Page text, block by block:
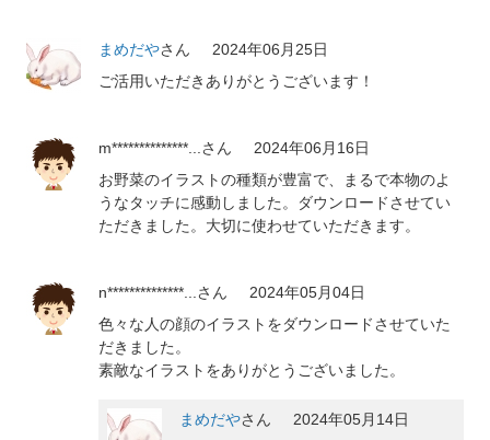
まめだやさん
2024年06月25日
ご活用いただきありがとうございます！
m**************... さん
2024年06月16日
お野菜のイラストの種類が豊富で、まるで本物のよ
うなタッチに感動しました。ダウンロードさせてい
ただきました。大切に使わせていただきます。
n**************... さん
2024年05月04日
色々な人の顔のイラストをダウンロードさせていた
だきました。
素敵なイラストをありがとうございました。
まめだやさん
2024年05月14日